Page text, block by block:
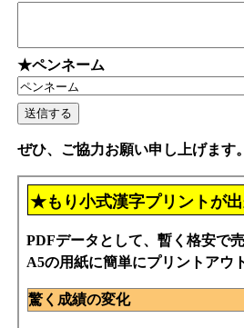
★ペンネーム
ぜひ、ご協力お願い申し上げます。